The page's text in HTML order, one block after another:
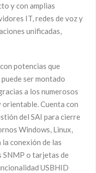
y con amplias
IT, redes de voz y
unificadas,
potencias que
ser montado
a los numerosos
Cuenta con
del SAI para cierre
Windows, Linux,
conexión de las
o tarjetas de
USBHID